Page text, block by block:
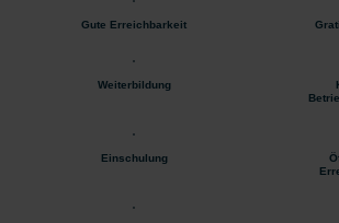
Gute Erreichbarkeit
Weiterbildung
Einschulung